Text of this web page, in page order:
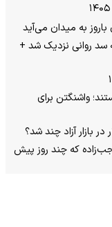
به میدان می‌آید
مردادماه ۱۴۰۵/ طلا به سد روانی نزدیک شد +
واشنگتن برای
که چند روز پیش